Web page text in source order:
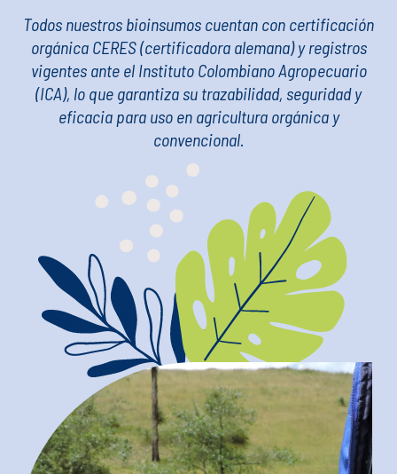
Todos nuestros bioinsumos cuentan con certificación
orgánica CERES (certificadora alemana) y registros
vigentes ante el Instituto Colombiano Agropecuario
(ICA), lo que garantiza su trazabilidad, seguridad y
eficacia para uso en agricultura orgánica y
convencional.